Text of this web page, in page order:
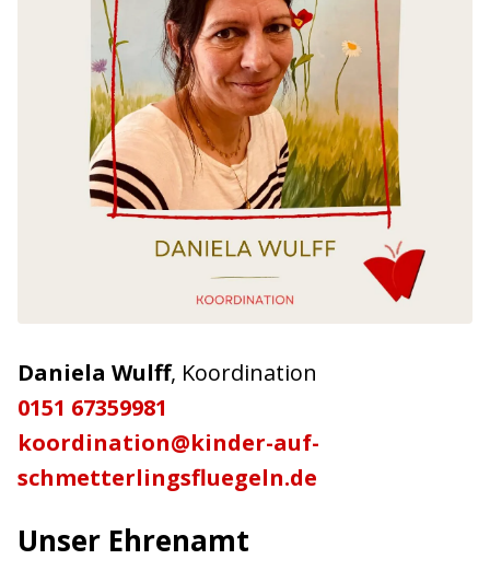
Daniela Wulff, Koordination
0151 67359981
koordination@kinder-auf-
schmetterlingsfluegeln.de
Unser Ehrenamt